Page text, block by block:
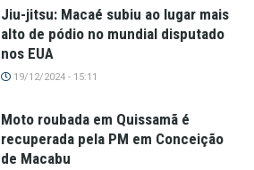
Jiu-jitsu: Macaé subiu ao lugar mais
alto de pódio no mundial disputado
nos EUA
19/12/2024 - 15:11
Moto roubada em Quissamã é
recuperada pela PM em Conceição
de Macabu